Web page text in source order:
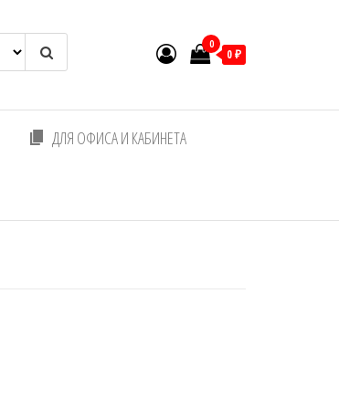
0
0 ₽
ДЛЯ ОФИСА И КАБИНЕТА